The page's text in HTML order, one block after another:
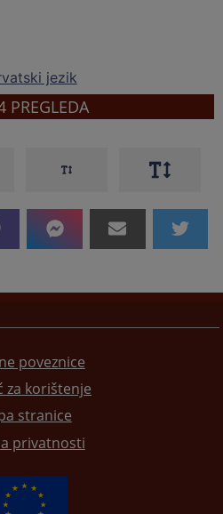
jezik
PREGLEDA
poveznice
za korištenje
stranice
privatnosti